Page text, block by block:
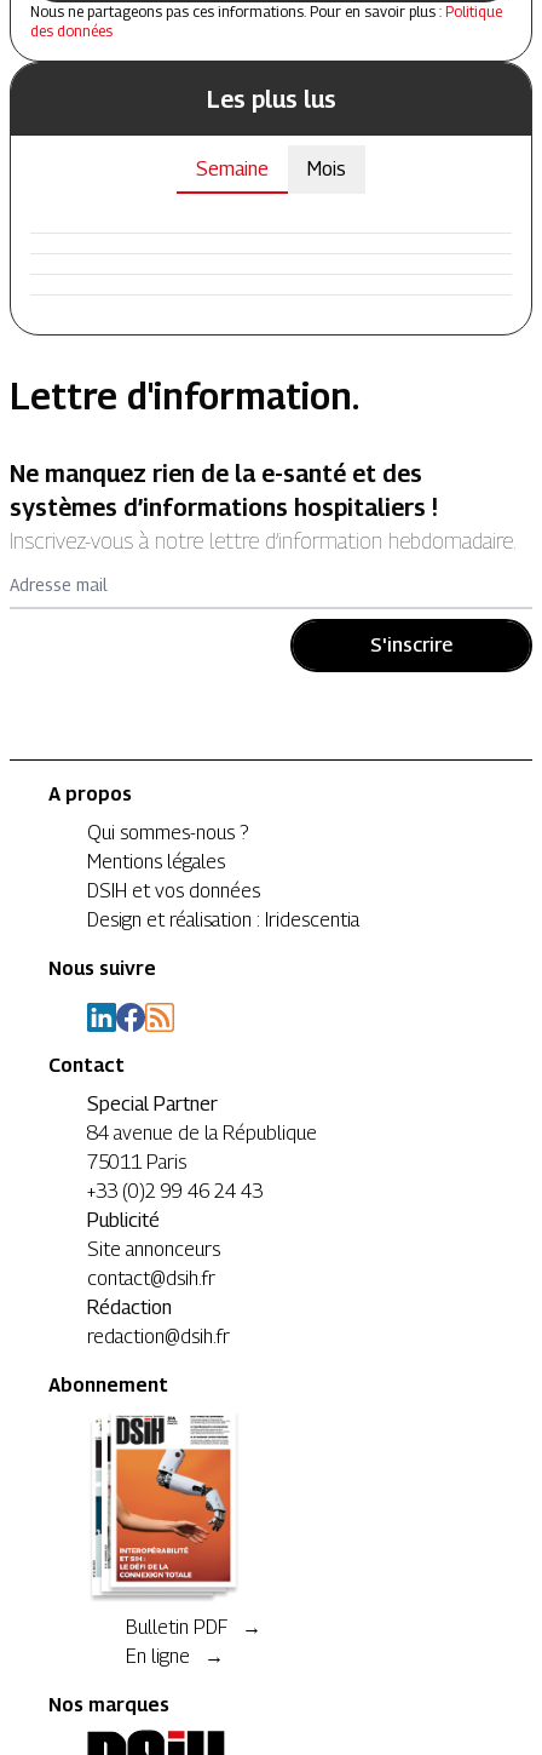
Nous ne partageons pas ces informations. Pour en savoir plus : Politique
des données
Les plus lus
Semaine Mois
Lettre d'information.
Ne manquez rien de la e-santé et des
systèmes d’informations hospitaliers !
Inscrivez-vous à notre lettre d’information hebdomadaire.
Adresse mail
S'inscrire
A propos
Qui sommes-nous ?
Mentions légales
DSIH et vos données
Design et réalisation : Iridescentia
Nous suivre
Contact
Special Partner
84 avenue de la République
75011 Paris
+33 (0)2 99 46 24 43
Publicité
Site annonceurs
contact@dsih.fr
Rédaction
redaction@dsih.fr
Abonnement
Bulletin PDF →
En ligne →
Nos marques